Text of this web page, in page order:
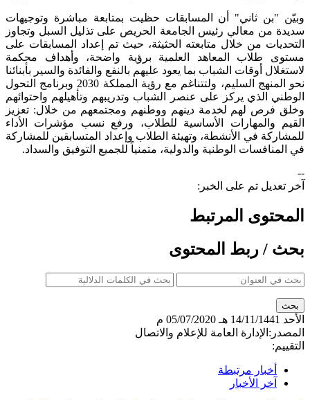
وبيّن "بن ثاني" أن المسابقات حظيت بمتابعة مباشرة وتوجيهات
سديدة من معالي رئيس الجامعة الحريص على تذليل السبل وتجاوز
التحديات من خلال متابعته الحثيثة، حيث تم إعداد المسابقات على
مستوى طلاب المعاهد العلمية برؤية واضحة، وأهداف محكمة
لاستغلال أوقات الشباب بما يعود عليهم بالنفع والفائدة والسير بأبنائنا
نحو المنهج السليم، ولتتناغم مع رؤية المملكة 2030 وبرنامج التحول
الوطني الذي يركز على عنصر الشباب وتدريبهم وتأهيلهم واحتوائهم
وخلق فرص لهم لخدمة دينهم ووطنهم ومجتمعهم من خلال: تعزيز
القيم والمهارات الأساسية للطلاب، ورفع نسب مؤشرات الأداء
للمشاركة في الأنشطة، وتهيئة الطلاب وإعداد المتسابقين للمشاركة
في المنافسات الوطنية والدولية، متمنياً للجميع التوفيق والسداد.
--
آخر تعديل تم على الخبر:
المحتوى المرتبط
بحث / ربط المحتوى
الأحد 14/11/1441 هـ
05/07/2020 م
المصدر: الإدارة العامة للإعلام والاتصال
التقييم:
أخبار مرتبطة
آخر الأخبار